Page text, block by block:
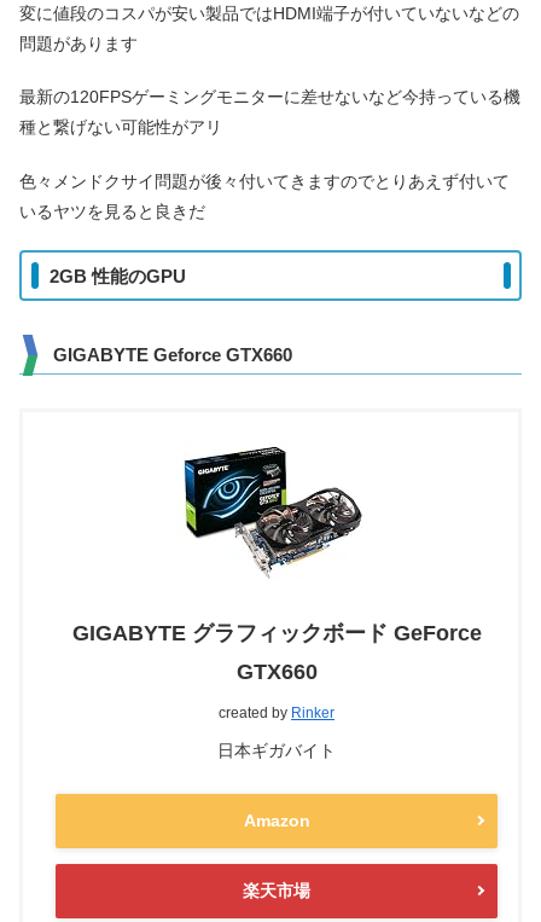
変に値段のコスパが安い製品ではHDMI端子が付いていないなどの
問題があります
最新の120FPSゲーミングモニターに差せないなど今持っている機
種と繋げない可能性がアリ
色々メンドクサイ問題が後々付いてきますのでとりあえず付いて
いるヤツを見ると良きだ
2GB 性能のGPU
GIGABYTE Geforce GTX660
GIGABYTE グラフィックボード GeForce
GTX660
created by Rinker
日本ギガバイト
Amazon
楽天市場